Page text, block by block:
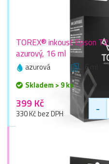
TOREX® inkoust Epson
azurový, 16 ml
azurová 16 ml
Skladem > 9 ks
399 Kč
330 Kč bez DPH -